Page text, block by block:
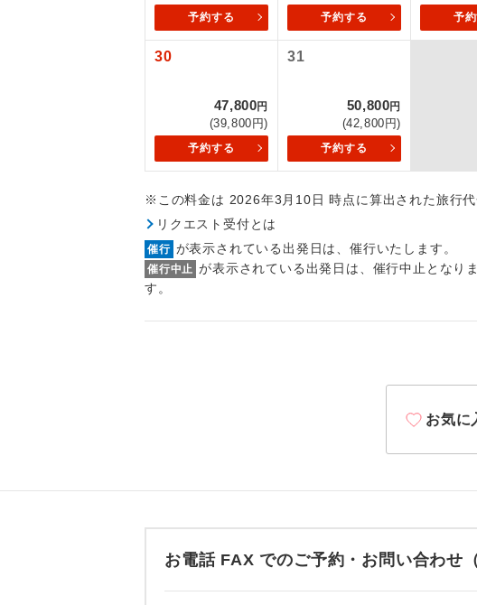
予約する 予約する 予
30
47,800円
(39,800円)
予約する
31
50,800円
(42,800円)
予約する
※この料金は 2026年3月10日 時点に算出された旅行代
リクエスト受付とは
催行 が表示されている出発日は、催行いたします。
催行中止 が表示されている出発日は、催行中止となり
す。
お気に
お電話 FAX でのご予約・お問い合わせ
露天風呂
全食事付き
お部屋食
トラベルイヤホン
1名様催行
1名様1室同代金
ご夫婦限定
航空会社指定